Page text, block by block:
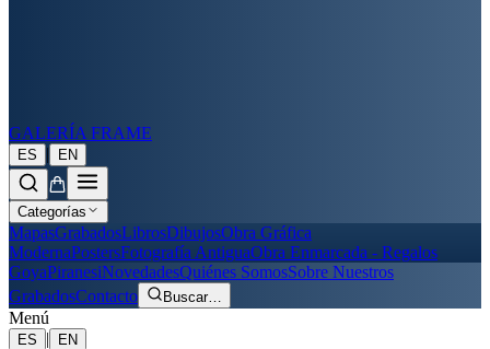
GALERÍA FRAME
ES | EN
Categorías
MapasGrabadosLibrosDibujosObra Gráfica
ModernaPostersFotografía AntiguaObra Enmarcada - Regalos
GoyaPiranesiNovedadesQuiénes SomosSobre Nuestros
GrabadosContacto Buscar…
Menú
ES |
EN